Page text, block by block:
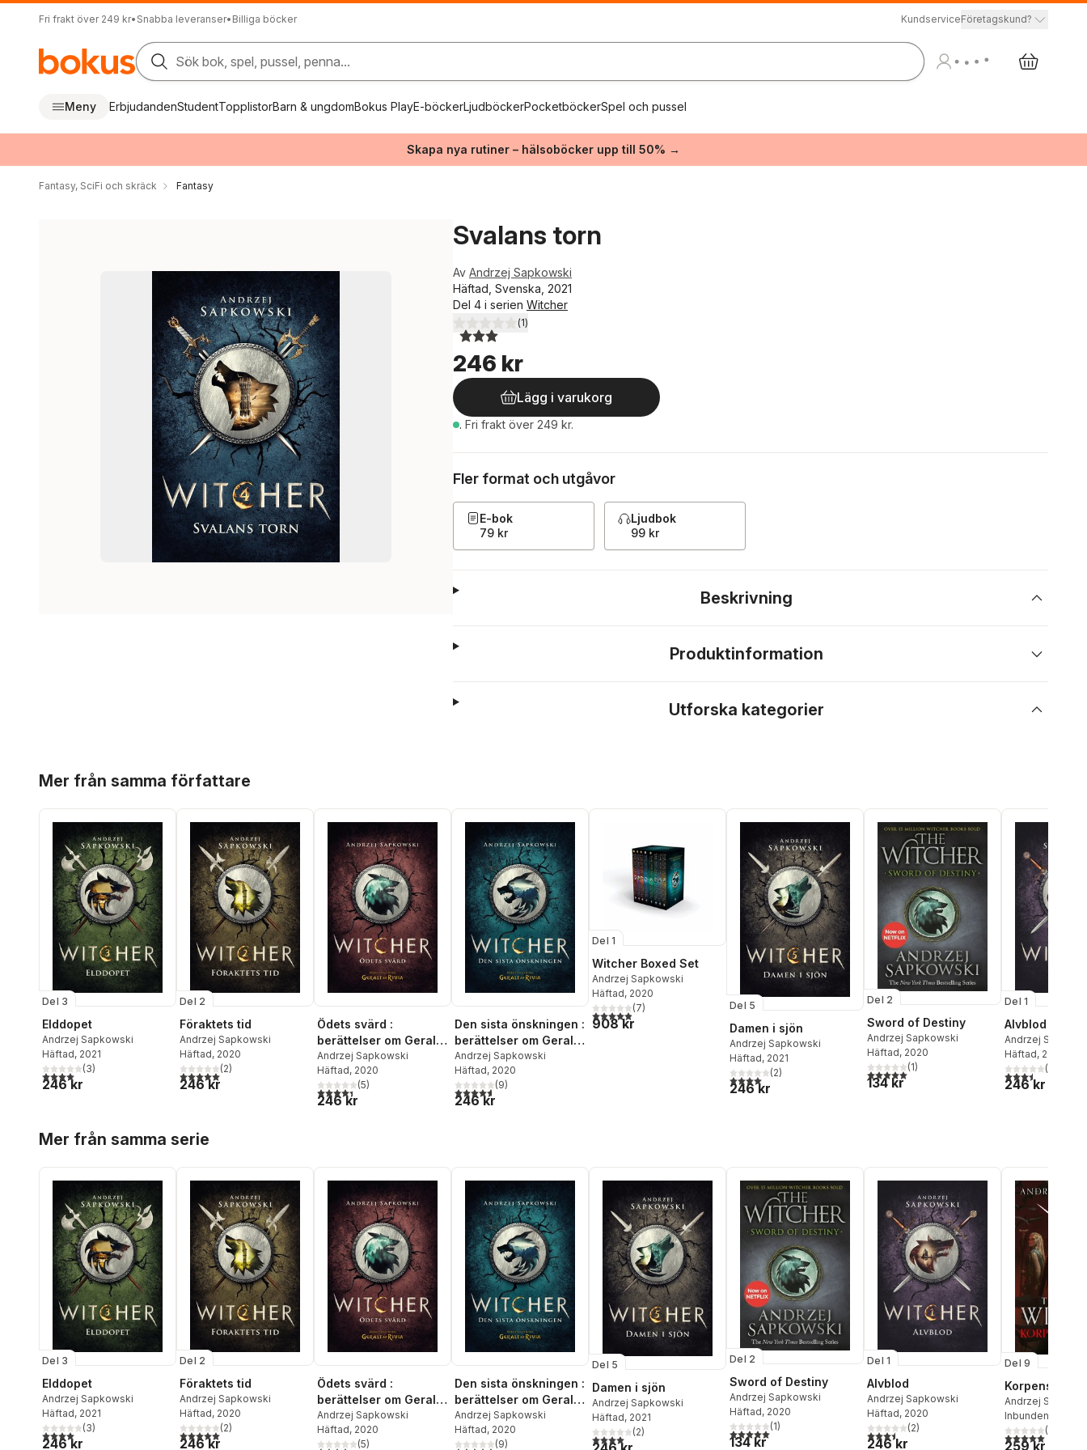
Fri frakt över 249 kr• Snabba leveranser• Billiga böcker KundserviceFöretagskund?
Sök bok, spel, pussel, penna...
Meny ErbjudandenStudentTopplistorBarn & ungdomBokus PlayE-böckerLjudböckerPocketböckerSpel och pussel
Skapa nya rutiner – hälsoböcker upp till 50% →
Fantasy, SciFi och skräck Fantasy
Svalans torn
Av Andrzej Sapkowski
Häftad, Svenska, 2021
Del 4 i serien Witcher
3,0utav 5 stjärnor. Totalt antal röster:
(1)
246 kr
Lägg i varukorg
. Fri frakt över 249 kr.
Fler format och utgåvor
E-bok
79 kr
Ljudbok
99 kr
Beskrivning
Produktinformation
Utforska kategorier
Mer från samma författare
Del 3
Elddopet
Andrzej Sapkowski
Häftad, 2021
4,0utav 5 stjärnor. Totalt antal röster:
(3)
246 kr
Del 2
Föraktets tid
Andrzej Sapkowski
Häftad, 2020
5,0utav 5 stjärnor. Totalt antal röster:
(2)
246 kr
Ödets svärd :
berättelser om Geralt
av Rivia
Andrzej Sapkowski
Häftad, 2020
4,4utav 5 stjärnor. Totalt antal röster:
(5)
246 kr
Den sista önskningen :
berättelser om Geralt
av Rivia
Andrzej Sapkowski
Häftad, 2020
4,6utav 5 stjärnor. Totalt antal röster:
(9)
246 kr
Del 1
Witcher Boxed Set
Andrzej Sapkowski
Häftad, 2020
4,9utav 5 stjärnor. Totalt antal röster:
(7)
908 kr
Del 5
Damen i sjön
Andrzej Sapkowski
Häftad, 2021
4,0utav 5 stjärnor. Totalt antal röster:
(2)
246 kr
Del 2
Sword of Destiny
Andrzej Sapkowski
Häftad, 2020
5,0utav 5 stjärnor. Totalt antal röster:
(1)
134 kr
Del 1
Alvblod
Andrzej
Häftad, 2020
3,5utav 5(
246 kr
Mer från samma serie
Del 3
Elddopet
Andrzej Sapkowski
Häftad, 2021
4,0utav 5 stjärnor. Totalt antal röster:
(3)
246 kr
Del 2
Föraktets tid
Andrzej Sapkowski
Häftad, 2020
5,0utav 5 stjärnor. Totalt antal röster:
(2)
246 kr
Ödets svärd :
berättelser om Geralt
av Rivia
Andrzej Sapkowski
Häftad, 2020
(5)
Den sista önskningen :
berättelser om Geralt
av Rivia
Andrzej Sapkowski
Häftad, 2020
(9)
Del 5
Damen i sjön
Andrzej Sapkowski
Häftad, 2021
4,0utav 5 stjärnor. Totalt antal röster:
(2)
Del 2
Sword of Destiny
Andrzej Sapkowski
Häftad, 2020
5,0utav 5 stjärnor. Totalt antal röster:
(1)
134 kr
Del 1
Alvblod
Andrzej Sapkowski
Häftad, 2020
3,5utav 5 stjärnor. Totalt antal röster:
(2)
246 kr
Del 9
Korpens
Andrzej
Inbunden
5,0utav 5(
259 kr